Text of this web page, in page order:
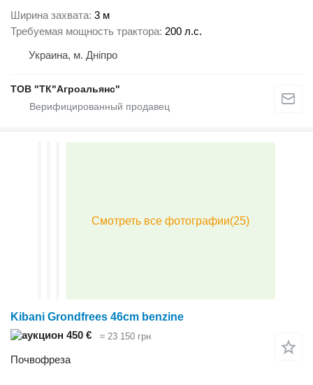
Ширина захвата 3 м
Требуемая мощность трактора 200 л.с.
Украина, м. Дніпро
ТОВ "ТК"Агроальянс"
Kibani Grondfrees 46cm benzine
450 €
≈ 23 150 грн
Почвофреза